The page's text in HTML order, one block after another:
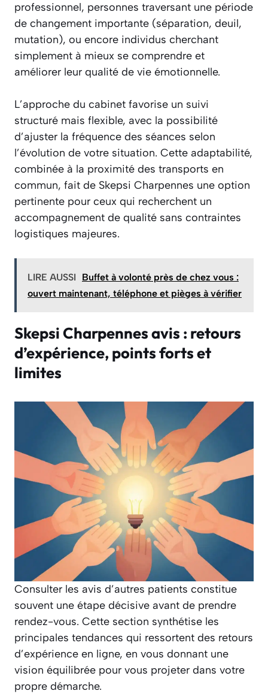
professionnel, personnes traversant une période
de changement importante (séparation, deuil,
mutation), ou encore individus cherchant
simplement à mieux se comprendre et
améliorer leur qualité de vie émotionnelle.
L’approche du cabinet favorise un suivi
structuré mais flexible, avec la possibilité
d’ajuster la fréquence des séances selon
l’évolution de votre situation. Cette adaptabilité,
combinée à la proximité des transports en
commun, fait de Skepsi Charpennes une option
pertinente pour ceux qui recherchent un
accompagnement de qualité sans contraintes
logistiques majeures.
LIRE AUSSI
Buffet à volonté près de chez vous :
ouvert maintenant, téléphone et pièges à vérifier
Skepsi Charpennes avis : retours
d’expérience, points forts et
limites
Consulter les avis d’autres patients constitue
souvent une étape décisive avant de prendre
rendez-vous. Cette section synthétise les
principales tendances qui ressortent des retours
d’expérience en ligne, en vous donnant une
vision équilibrée pour vous projeter dans votre
propre démarche.